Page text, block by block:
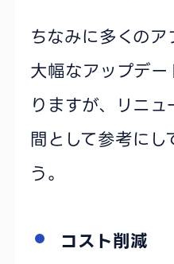
ちなみに多くの
大幅なアップデ
りますが、リニ
間として参考に
う。
コスト削減